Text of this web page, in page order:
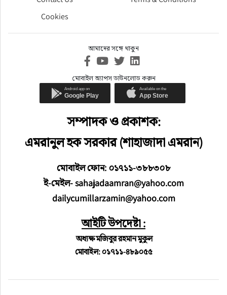
Cookies
আমাদের সঙ্গে থাকুন
মোবাইল অ্যাপস ডাউনলোড করুন
সম্পাদক ও প্রকাশক:
এমরানুল হক সরকার (শাহাজাদা এমরান)
মোবাইল ফোন: ০১৭১১-৩৮৮৩০৮
ই-মেইল- sahajadaamran@yahoo.com
dailycumillarzamin@yahoo.com
আইটি উপদেষ্টা :
অধ্যক্ষ মজিবুর রহমান মুকুল
মোবাইল: ০১৭১১-৪৮৯০৫৫